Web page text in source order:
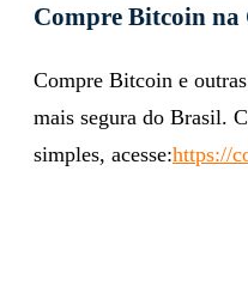
Compre Bitcoin na
Compre Bitcoin e
mais segura do Brasil.
simples, acesse:https://